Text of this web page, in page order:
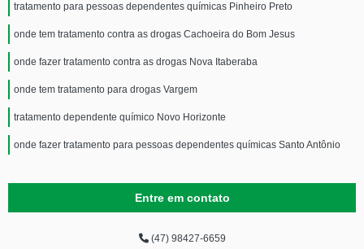
tratamento para pessoas dependentes químicas Pinheiro Preto
onde tem tratamento contra as drogas Cachoeira do Bom Jesus
onde fazer tratamento contra as drogas Nova Itaberaba
onde tem tratamento para drogas Vargem
tratamento dependente químico Novo Horizonte
onde fazer tratamento para pessoas dependentes químicas Santo Antônio
Entre em contato
(47) 98427-6659